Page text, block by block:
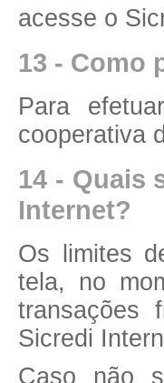
acesse o
13 - Como
Para
cooperativa
14 - Quais
Internet?
Os limites
tela, no
transações
Sicredi
Caso não